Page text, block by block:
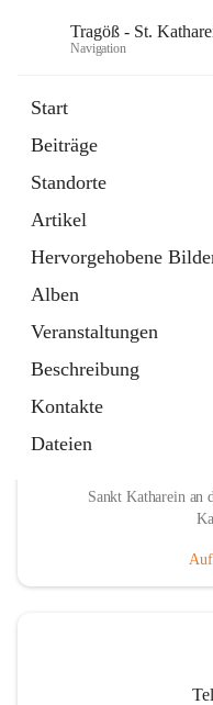
Tragöß - St.
Navigation
Start
Beiträge
Standorte
Artikel
Hervorgehobene
Alben
Veranstaltungen
Beschreibung
Kontakte
Dateien
Externe Webseite
in
Tab
Abenteuerregion
Artikel
öffnet
in
neuem
Tab
Sankt Katharein an
Auf